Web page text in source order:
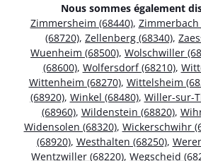
Nous sommes également
Zimmersheim (68440), Zimmerbach
(68720), Zellenberg (68340),
Wuenheim (68500), Wolschwiller
(68600), Wolfersdorf (68210),
Wittenheim (68270), Wittelsheim
(68920), Winkel (68480), Willer-sur-
(68960), Wildenstein (68820),
Widensolen (68320), Wickerschwihr
(68920), Westhalten (68250),
Wentzwiller (68220), Wegscheid